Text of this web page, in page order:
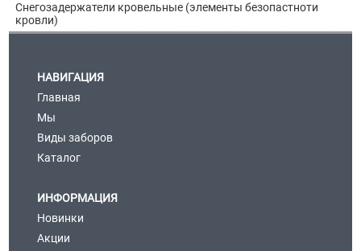
Снегозадержатели кровельные (элементы безопастноти
кровли)
НАВИГАЦИЯ
Главная
Мы
Виды заборов
Каталог
ИНФОРМАЦИЯ
Новинки
Акции